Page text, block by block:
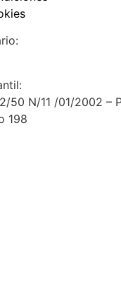
50 N/11 /01/2002 –
198